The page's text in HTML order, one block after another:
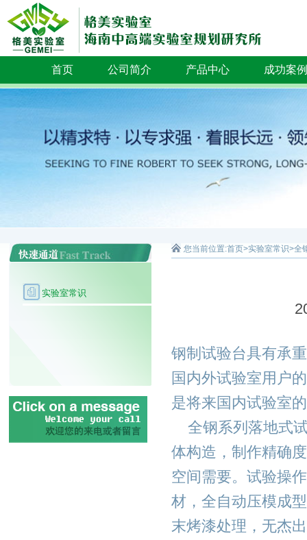
首页 公司简介 产品中心 成功案例
实验室常识
您当前位置:首页>实验室常识>全
钢制试验台具有承
国内外试验室用户
是将来国内试验室
全钢系列落地式
体构造，制作精确
空间需要。试验操
材，全自动压模成
末烤漆处理，无杰